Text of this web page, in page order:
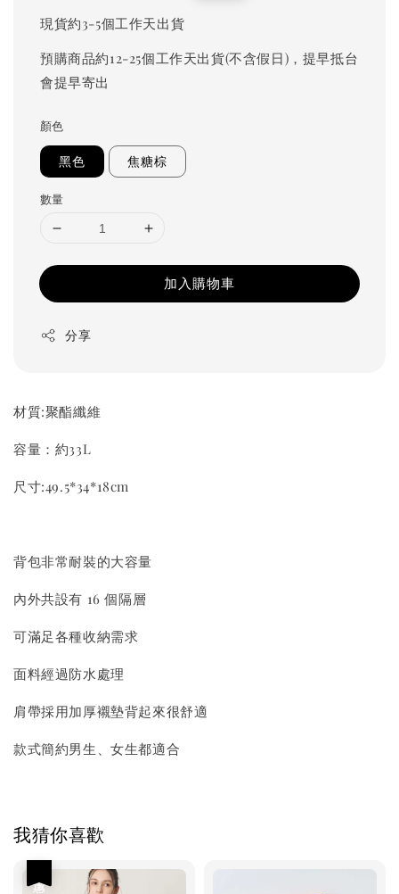
現貨約3-5個工作天出貨
預購商品約12-25個工作天出貨(不含假日)，提早抵台
會提早寄出
顏色
黑色 焦糖棕
數量
加入購物車
分享
材質:聚酯纖維
容量：約33L
尺寸:49.5*34*18cm
背包非常耐裝的大容量
內外共設有 16 個隔層
可滿足各種收納需求
面料經過防水處理
肩帶採用加厚襯墊背起來很舒適
款式簡約男生、女生都適合
我猜你喜歡